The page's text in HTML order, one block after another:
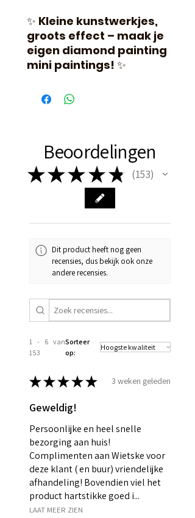
✨ Kleine kunstwerkjes,
groots effect – maak je
eigen diamond painting
mini paintings! ✨
Beoordelingen
★★★ ★ ★ 153
153
Dit product heeft nog geen
recensies, dus bekijk ook onze
andere recensies.
1 - 6 van
153
Sorteer
op:
★★★★★ 3 weken geleden
Geweldig!
Persoonlijke en heel snelle
bezorging aan huis!
Complimenten aan Wietske voor
deze klant ( en buur) vriendelijke
afhandeling! Bovendien viel het
product hartstikke goed i...
LAAT MEER ZIEN